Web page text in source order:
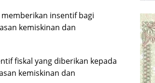
insentif bagi
kemiskinan dan
fiskal yang diberikan kepada
kemiskinan dan